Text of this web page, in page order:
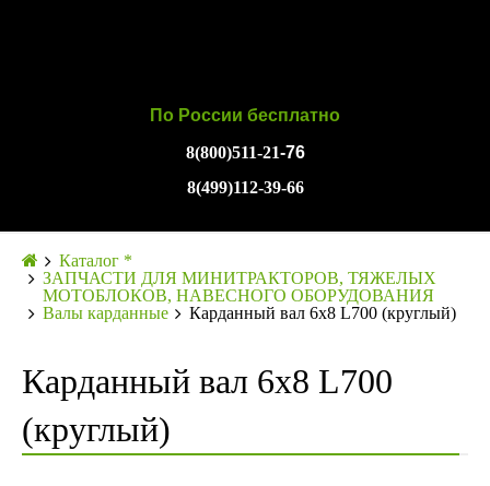
По России бесплатно
8(800)511-21-76
8(499)112-39-66
Каталог *
ЗАПЧАСТИ ДЛЯ МИНИТРАКТОРОВ, ТЯЖЕЛЫХ
МОТОБЛОКОВ, НАВЕСНОГО ОБОРУДОВАНИЯ
Валы карданные
Карданный вал 6х8 L700 (круглый)
Карданный вал 6х8 L700
(круглый)